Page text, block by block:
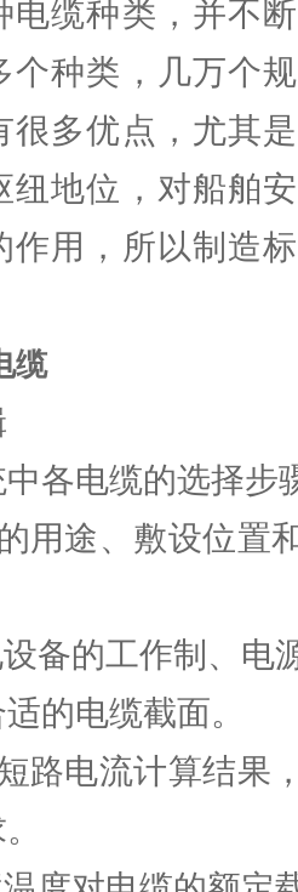
电缆种类，并不
个种类，几万个
很多优点，尤其
纽地位，对船舶
作用，所以制造
缆
各电缆的选择步
用途、敷设位置
备的工作制、电
的电缆截面。
路电流计算结果